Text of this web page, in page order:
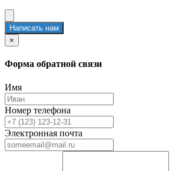
Написать нам
×
Форма обратной связи
Имя
Номер телефона
Электронная почта